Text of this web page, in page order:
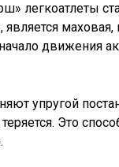
легкоатлеты
начало
упругой
Это